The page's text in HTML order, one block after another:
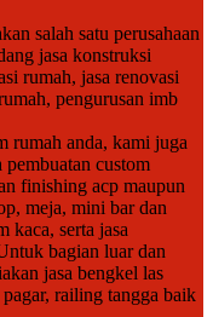
salah satu perusahaan
jasa konstruksi
rumah, jasa renovasi
pengurusan imb
rumah anda, kami juga
pembuatan custom
finishing acp maupun
meja, mini bar dan
kaca, serta jasa
bagian luar dan
jasa bengkel las
railing tangga baik